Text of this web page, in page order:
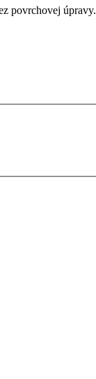
povrchovej úpravy.